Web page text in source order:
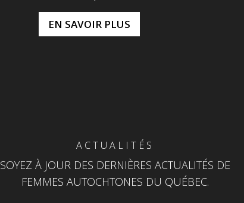
EN SAVOIR PLUS
ACTUALITÉS
SOYEZ À JOUR DES DERNIÈRES ACTUALITÉS DE
FEMMES AUTOCHTONES DU QUÉBEC.